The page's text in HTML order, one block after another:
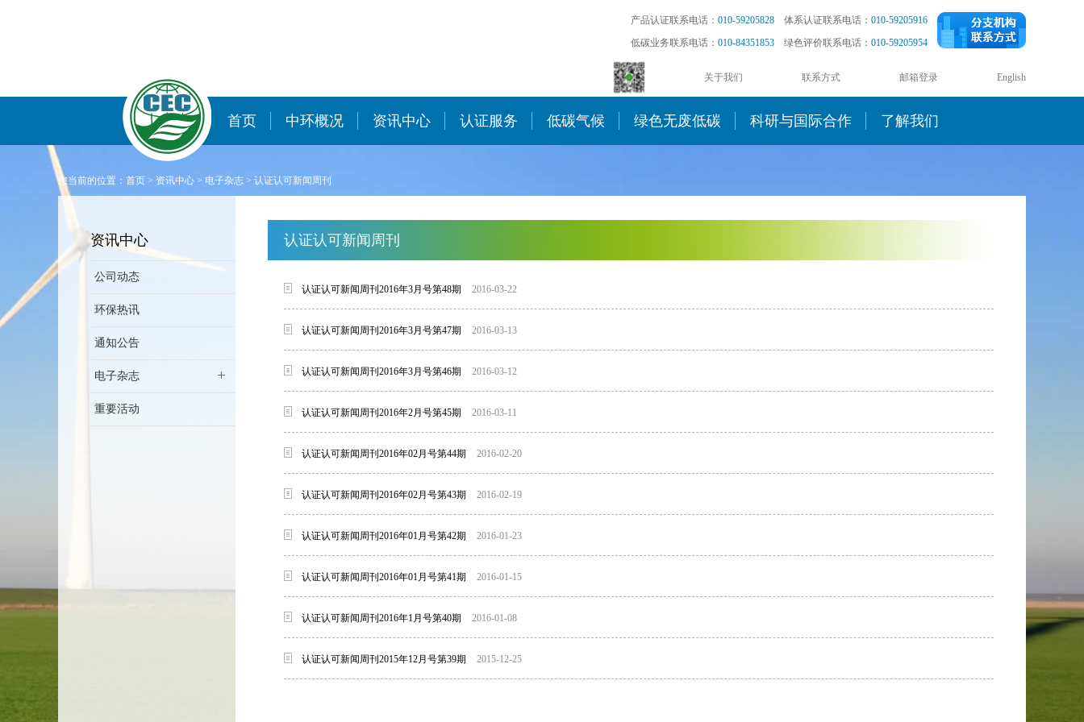
产品认证联系电话： 010-59205828 体系认证联系电话： 010-59205916
低碳业务联系电话： 010-84351853 绿色评价联系电话： 010-59205954
English
邮箱登录
联系方式
关于我们
首页 中环概况 资讯中心 认证服务 低碳气候 绿色无废低碳 科研与国际合作 了解我们
您当前的位置： 首页 > 资讯中心 > 电子杂志 > 认证认可新闻周刊
资讯中心
公司动态
环保热讯
通知公告
电子杂志
重要活动
认证认可新闻周刊
认证认可新闻周刊2016年3月号第48期 2016-03-22
认证认可新闻周刊2016年3月号第47期 2016-03-13
认证认可新闻周刊2016年3月号第46期 2016-03-12
认证认可新闻周刊2016年2月号第45期 2016-03-11
认证认可新闻周刊2016年02月号第44期 2016-02-20
认证认可新闻周刊2016年02月号第43期 2016-02-19
认证认可新闻周刊2016年01月号第42期 2016-01-23
认证认可新闻周刊2016年01月号第41期 2016-01-15
​认证认可新闻周刊2016年1月号第40期 2016-01-08
认证认可新闻周刊2015年12月号第39期 2015-12-25